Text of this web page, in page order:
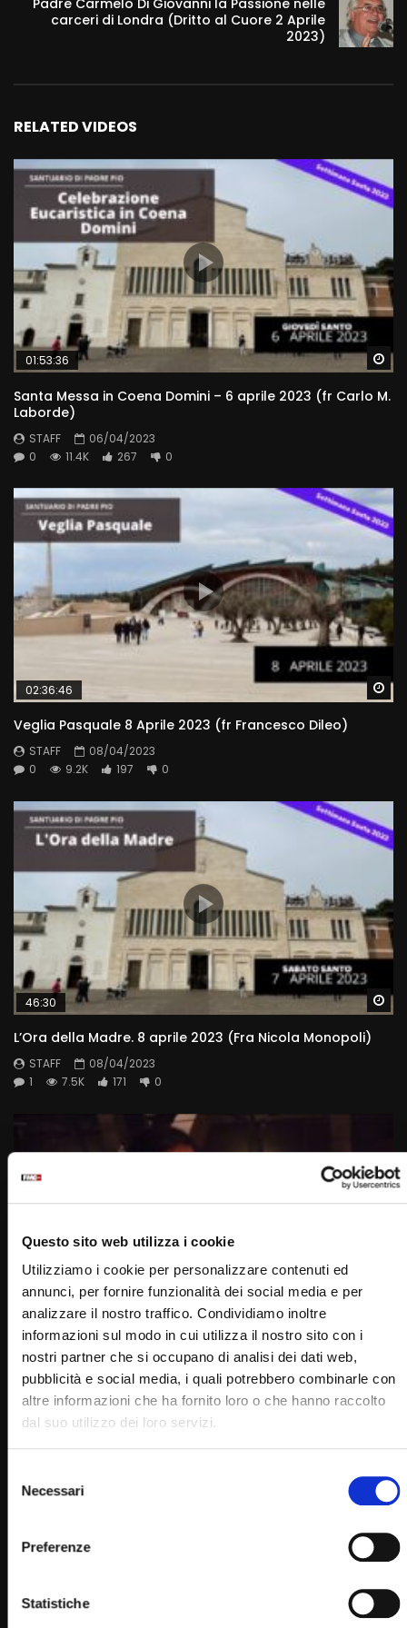
Questo sito web utilizza i cookie
Utilizziamo i cookie per personalizzare contenuti ed
annunci, per fornire funzionalità dei social media e per
analizzare il nostro traffico. Condividiamo inoltre
informazioni sul modo in cui utilizza il nostro sito con i
nostri partner che si occupano di analisi dei dati web,
pubblicità e social media, i quali potrebbero combinarle con
altre informazioni che ha fornito loro o che hanno raccolto
dal suo utilizzo dei loro servizi.
delNecessari
Preferenze
Statistiche
Padre Carmelo Di Giovanni la Passione nelle
carceri di Londra (Dritto al Cuore 2 Aprile
2023)
RELATED VIDEOS
01:53:36
Santa Messa in Coena Domini – 6 aprile 2023 (fr Carlo M.
Laborde)
STAFF
06/04/2023
0
11.4K 267 0
02:36:46
Veglia Pasquale 8 Aprile 2023 (fr Francesco Dileo)
STAFF
08/04/2023
0
9.2K 197 0
46:30
L’Ora della Madre. 8 aprile 2023 (Fra Nicola Monopoli)
STAFF
08/04/2023
1
7.5K 171 0
16:02
La Settimana Santa 2023 nel Santuario di Padre Pio a San
Giovanni Rotondo
STAFF
09/04/2023
0
5.7K 32 0